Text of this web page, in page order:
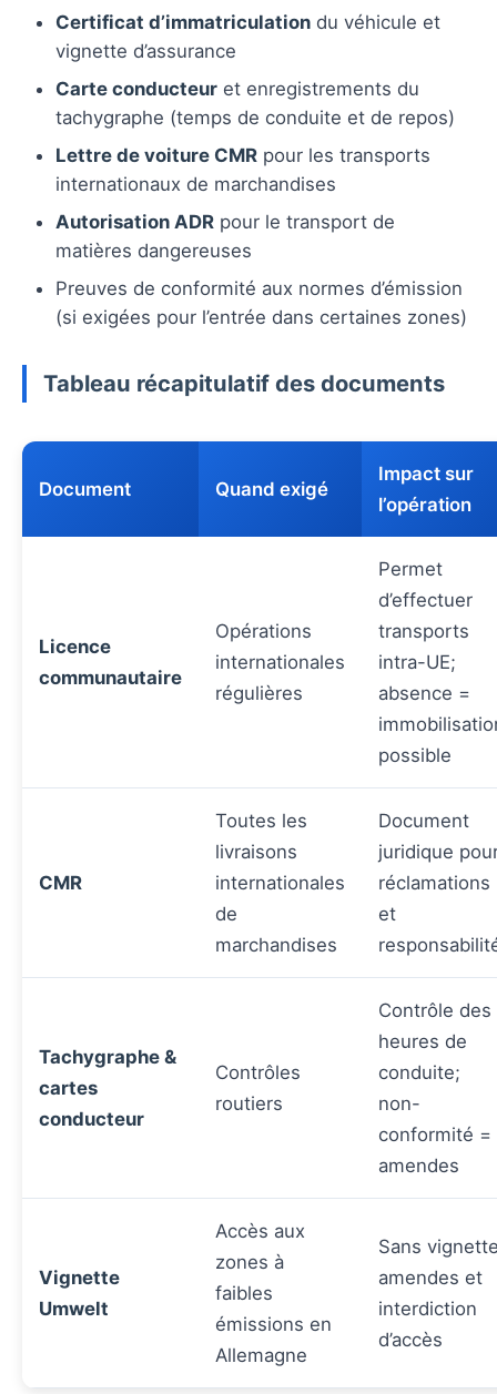
Certificat d’immatriculation du véhicule et
vignette d’assurance
Carte conducteur et enregistrements du
tachygraphe (temps de conduite et de repos)
Lettre de voiture CMR pour les transports
internationaux de marchandises
Autorisation ADR pour le transport de
matières dangereuses
Preuves de conformité aux normes d’émission
(si exigées pour l’entrée dans certaines zones)
Tableau récapitulatif des documents
Document Quand exigé
Impact sur
l’opération
Licence
communautaire
Opérations
internationales
régulières
Permet
d’effectuer
transports
intra-UE;
absence =
possible
CMR
Toutes les
livraisons
internationales
de
marchandises
Document
juridique
réclamations
et
Tachygraphe &
cartes
conducteur
Contrôles
routiers
Contrôle des
heures de
conduite;
non-
conformité =
amendes
Vignette
Umwelt
Accès aux
zones à
faibles
émissions en
Allemagne
Sans
amendes et
interdiction
d’accès